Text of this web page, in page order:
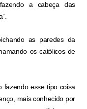
a cabeça das
as paredes da
os católicos de
fazendo esse tipo coisa
mais conhecido por